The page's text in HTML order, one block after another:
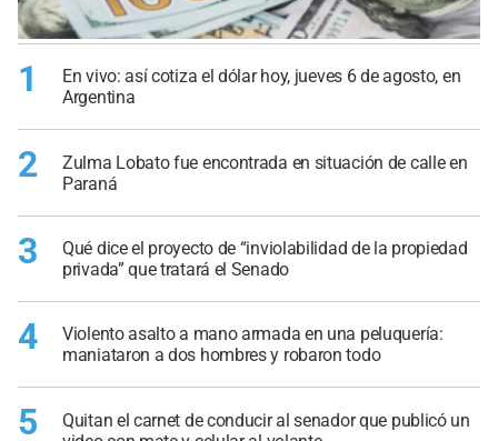
1
En vivo: así cotiza el dólar hoy, jueves 6 de agosto, en
Argentina
2
Zulma Lobato fue encontrada en situación de calle en
Paraná
3
Qué dice el proyecto de “inviolabilidad de la propiedad
privada” que tratará el Senado
4
Violento asalto a mano armada en una peluquería:
maniataron a dos hombres y robaron todo
5
Quitan el carnet de conducir al senador que publicó un